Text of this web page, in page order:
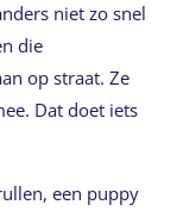
niet zo snel
die
op straat. Ze
Dat doet iets
een puppy